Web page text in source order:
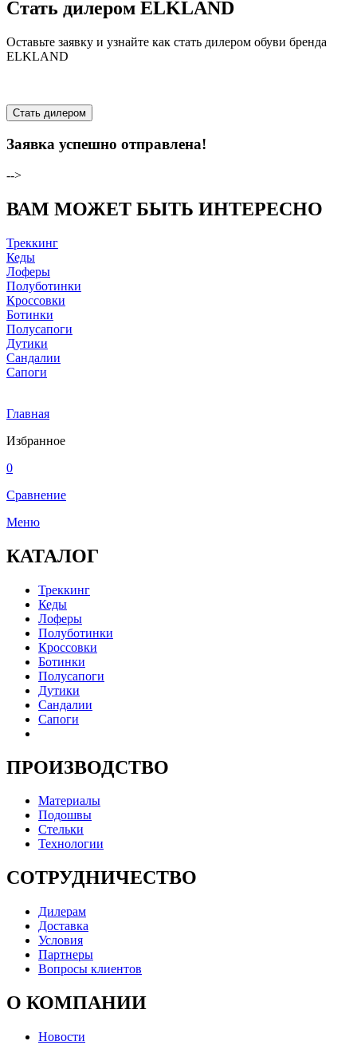
Стать дилером ELKLAND
Оставьте заявку и узнайте как стать дилером обуви бренда
ELKLAND
Стать дилером
Заявка успешно отправлена!
-->
ВАМ МОЖЕТ БЫТЬ ИНТЕРЕСНО
Треккинг
Кеды
Лоферы
Полуботинки
Кроссовки
Ботинки
Полусапоги
Дутики
Сандалии
Сапоги
Главная
Избранное
0
Сравнение
Меню
КАТАЛОГ
Треккинг
Кеды
Лоферы
Полуботинки
Кроссовки
Ботинки
Полусапоги
Дутики
Сандалии
Сапоги
ПРОИЗВОДСТВО
Материалы
Подошвы
Стельки
Технологии
СОТРУДНИЧЕСТВО
Дилерам
Доставка
Условия
Партнеры
Вопросы клиентов
О КОМПАНИИ
Новости